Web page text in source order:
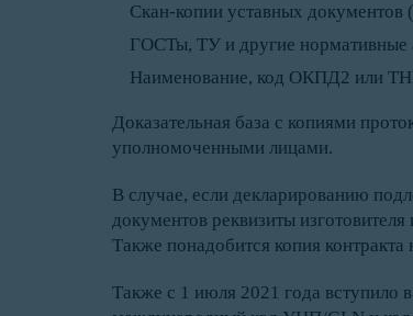
Скан-копии уставных
ГОСТы, ТУ и другие нормативные
Наименование, код ОКПД2 или ТН
Доказательная база с копиями
уполномоченными лицами.
В случае, если декларированию
документов реквизиты
Также понадобится копия
Также с 1 июля 2021 года вступило